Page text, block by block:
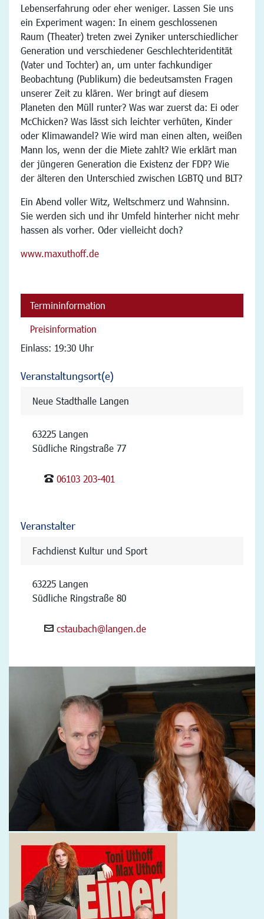
Lebenserfahrung oder eher weniger. Lassen Sie uns
ein Experiment wagen: In einem geschlossenen
Raum (Theater) treten zwei Zyniker unterschiedlicher
Generation und verschiedener Geschlechteridentität
(Vater und Tochter) an, um unter fachkundiger
Beobachtung (Publikum) die bedeutsamsten Fragen
unserer Zeit zu klären. Wer bringt auf diesem
Planeten den Müll runter? Was war zuerst da: Ei oder
McChicken? Was lässt sich leichter verhüten, Kinder
oder Klimawandel? Wie wird man einen alten, weißen
Mann los, wenn der die Miete zahlt? Wie erklärt man
der jüngeren Generation die Existenz der FDP? Wie
der älteren den Unterschied zwischen LGBTQ und BLT?
Ein Abend voller Witz, Weltschmerz und Wahnsinn.
Sie werden sich und ihr Umfeld hinterher nicht mehr
hassen als vorher. Oder vielleicht doch?
www.maxuthoff.de
Termininformation
Preisinformation
Einlass: 19:30 Uhr
Veranstaltungsort(e)
Neue Stadthalle Langen
63225 Langen
Südliche Ringstraße 77
06103 203-401
Veranstalter
Fachdienst Kultur und Sport
63225 Langen
Südliche Ringstraße 80
cstaubach@langen.de